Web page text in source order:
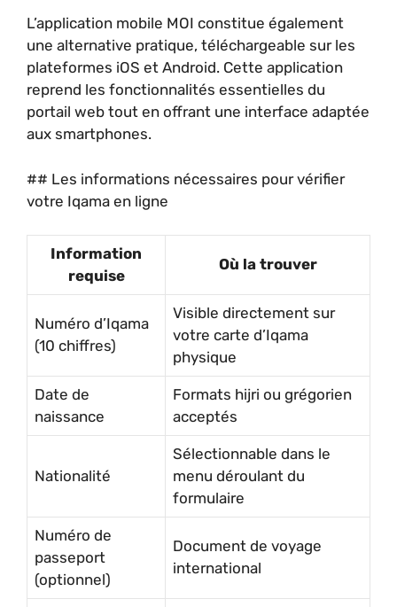
L’application mobile MOI constitue également
une alternative pratique, téléchargeable sur les
plateformes iOS et Android. Cette application
reprend les fonctionnalités essentielles du
portail web tout en offrant une interface adaptée
aux smartphones.
## Les informations nécessaires pour vérifier
votre Iqama en ligne
Information
requise
Où la trouver
Numéro d’Iqama
(10 chiffres)
Visible directement sur
votre carte d’Iqama
physique
Date de
naissance
Formats hijri ou grégorien
acceptés
Nationalité
Sélectionnable dans le
menu déroulant du
formulaire
Numéro de
passeport
(optionnel)
Document de voyage
international